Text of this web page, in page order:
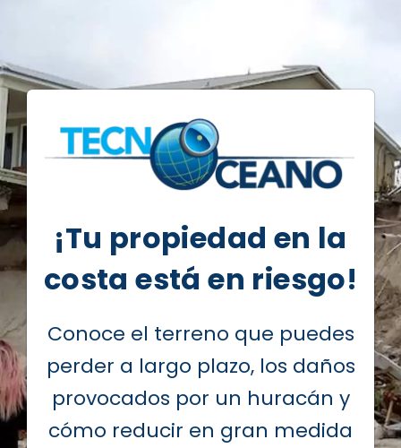
¡Tu propiedad en la
costa está en riesgo!
Conoce el terreno que puedes
perder a largo plazo, los daños
provocados por un huracán y
cómo reducir en gran medida